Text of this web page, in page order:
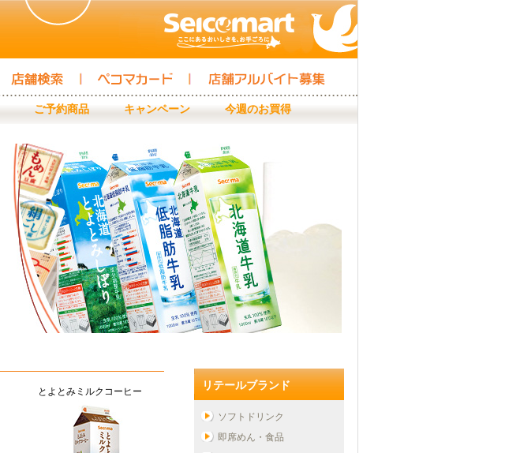
ご予約商品 キャンペーン 今週のお買得
とよとみミルクコーヒー リテールブランド
ソフトドリンク
即席めん・食品